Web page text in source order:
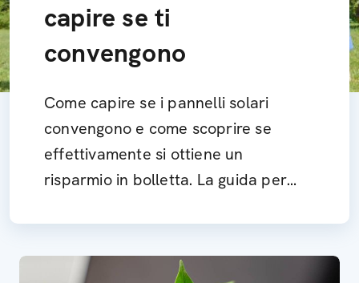
capire se ti
convengono
Come capire se i pannelli solari
convengono e come scoprire se
effettivamente si ottiene un
risparmio in bolletta. La guida per